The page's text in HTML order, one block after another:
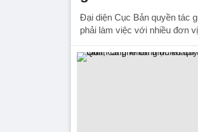
Đại diện Cục Bản quyền tác
phải làm việc với nhiều đơn